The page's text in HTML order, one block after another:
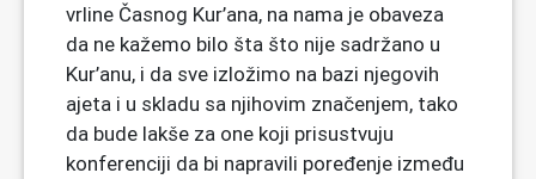
vrline Časnog Kur’ana, na nama je obaveza
da ne kažemo bilo šta što nije sadržano u
Kur’anu, i da sve izložimo na bazi njegovih
ajeta i u skladu sa njihovim značenjem, tako
da bude lakše za one koji prisustvuju
konferenciji da bi napravili poređenje između